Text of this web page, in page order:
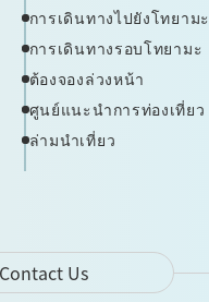
การเดินทางไปยังโทยามะ
การเดินทางรอบโทยามะ
ต้องจองล่วงหน้า
ศูนย์แนะนำการท่องเที่ยว
ล่ามนำเที่ยว
Contact Us